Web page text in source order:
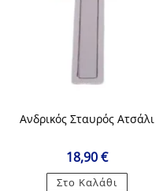
Ανδρικός Σταυρός Ατσάλι
18,90€
Στο Καλάθι